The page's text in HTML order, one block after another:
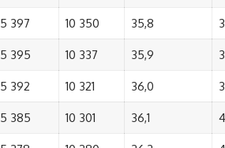
5 397 10 350 35,8
5 395 10 337 35,9
5 392 10 321 36,0
5 385 10 301 36,1